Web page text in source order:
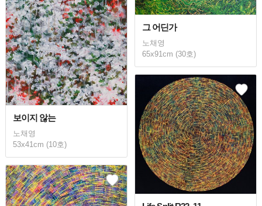
그 어딘가
노채영
65x91cm (30호)
보이지 않는
노채영
53x41cm (10호)